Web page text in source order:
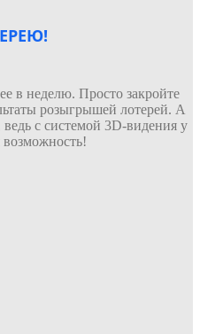
в неделю. Просто закройте
розыгрышей лотерей. А
с системой 3D-видения у
возможность!